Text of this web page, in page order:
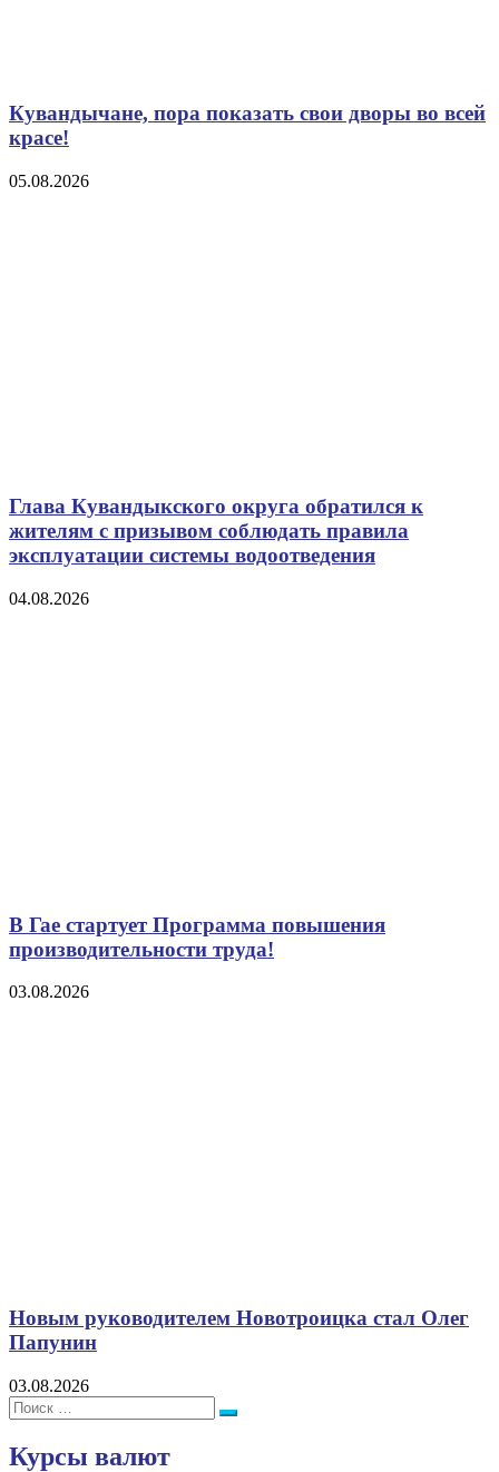
Кувандычане, пора показать свои дворы во всей
красе!
05.08.2026
Глава Кувандыкского округа обратился к
жителям с призывом соблюдать правила
эксплуатации системы водоотведения
04.08.2026
В Гае стартует Программа повышения
производительности труда!
03.08.2026
Новым руководителем Новотроицка стал Олег
Папунин
03.08.2026
Поиск:
Поиск
Курсы валют